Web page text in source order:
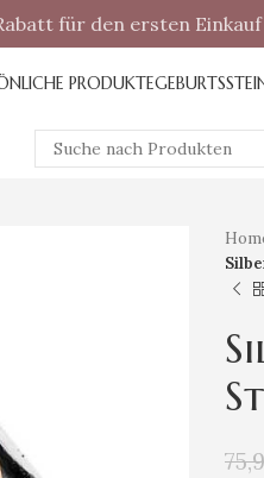
für den ersten
PRODUKTE